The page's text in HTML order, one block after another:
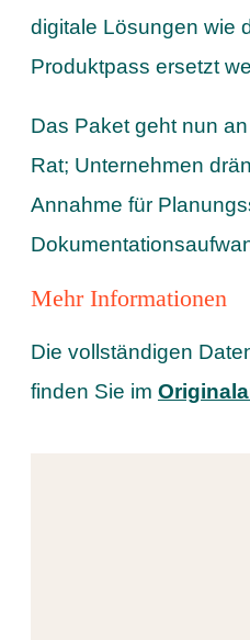
digitale Lösungen wie
Produktpass ersetzt
Das Paket geht nun
Rat; Unternehmen
Annahme für
Mehr Informationen
Die vollständigen
finden Sie im